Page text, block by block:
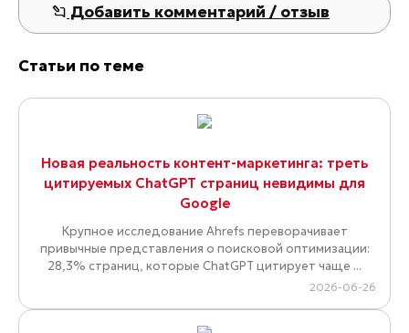
Добавить комментарий / отзыв
Статьи по теме
Новая реальность контент-маркетинга: треть
цитируемых ChatGPT страниц невидимы для
Google
Крупное исследование Ahrefs переворачивает
привычные представления о поисковой оптимизации:
28,3% страниц, которые ChatGPT цитирует чаще ...
2026-06-26